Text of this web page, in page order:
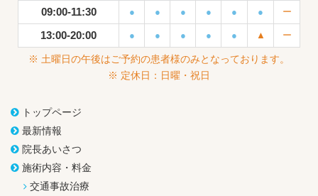
09:00-11:30
● ● ● ● ● ● ー
13:00-20:00 ● ● ● ● ● ▲ ー
※ 土曜日の午後はご予約の患者様のみとなっております。
※ 定休日：日曜・祝日
トップページ
最新情報
院長あいさつ
施術内容・料金
交通事故治療